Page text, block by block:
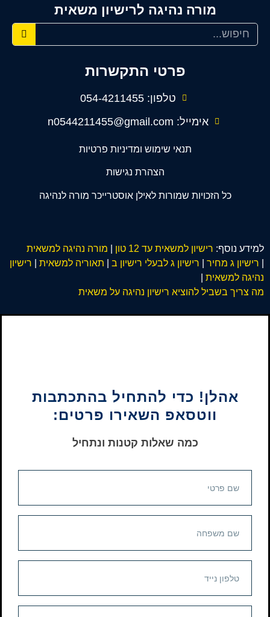
פרטי התקשרות
טלפון: 054-4211455
אימייל: n0544211455@gmail.com
תנאי שימוש ומדיניות פרטיות
הצהרת נגישות
כל הזכויות שמורות לאילן אוסטרייכר מורה לנהיגה
מורה נהיגה לרישיון משאית
למידע נוסף: רישיון למשאית עד 12 טון
מורה נהיגה למשאית
רישיון ג מחיר רישיון ג לבעלי רישיון ב תאוריה למשאית
רישיון
נהיגה למשאית
מה צריך בשביל להוציא רישיון נהיגה על משאית
אהלן! כדי להתחיל בהתכתבות
ווטסאפ השאירו פרטים:
כמה שאלות קטנות ונתחיל